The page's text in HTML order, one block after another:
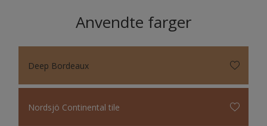
Anvendte farger
Deep Bordeaux
Nordsjö Continental tile